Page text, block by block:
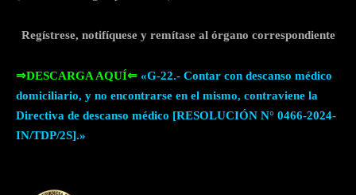
Regístrese, notifíquese y remítase al órgano correspondiente
⇒DESCARGA AQUÍ⇐ «G-22.- Contar con descanso médico
domiciliario, y no encontrarse en el mismo, contraviene la
Directiva de descanso médico [RESOLUCIÓN N° 0466-2024-
IN/TDP/2S].»